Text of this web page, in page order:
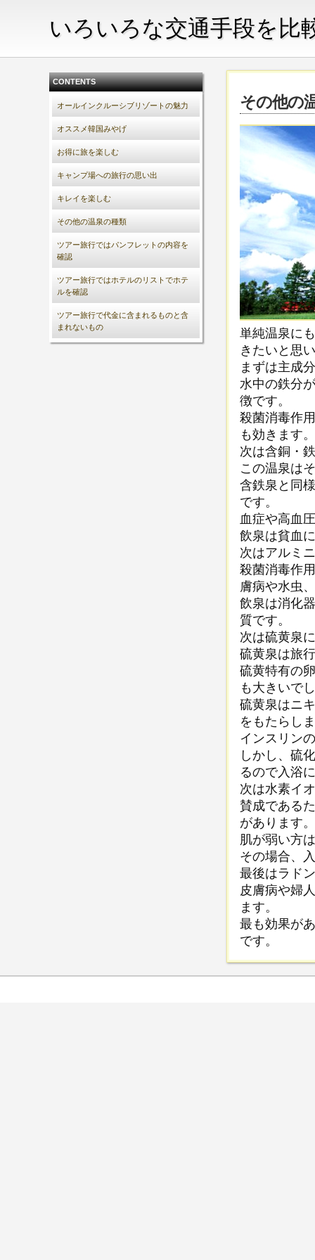
いろいろな交通手段を比
CONTENTS
オールインクルーシブリゾートの魅力
オススメ韓国みやげ
お得に旅を楽しむ
キャンプ場への旅行の思い出
キレイを楽しむ
その他の温泉の種類
ツアー旅行ではパンフレットの内容を
確認
ツアー旅行ではホテルのリストでホテ
ルを確認
ツアー旅行で代金に含まれるものと含
まれないもの
その他の
単純温泉に
きたいと思
まずは主成
水中の鉄分
徴です。
殺菌消毒作
も効きます
次は含銅・
この温泉は
含鉄泉と同
です。
血症や高血
飲泉は貧血
次はアルミ
殺菌消毒作
膚病や水虫
飲泉は消化
質です。
次は硫黄泉
硫黄泉は旅
硫黄特有の
も大きいで
硫黄泉はニ
をもたらし
インスリン
しかし、硫
るので入浴
次は水素イ
賛成である
があります
肌が弱い方
その場合、
最後はラド
皮膚病や婦
ます。
最も効果が
です。